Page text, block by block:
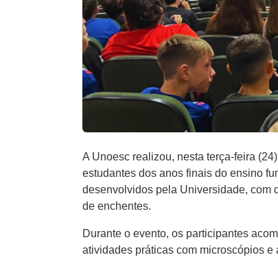
A Unoesc realizou, nesta terça-feira
estudantes dos anos finais do ensino
desenvolvidos pela Universidade, com
de enchentes.
Durante o evento, os participantes
atividades práticas com microscópios